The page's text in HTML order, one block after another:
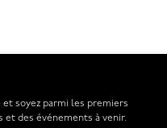
soyez parmi les premiers
et des événements à venir.